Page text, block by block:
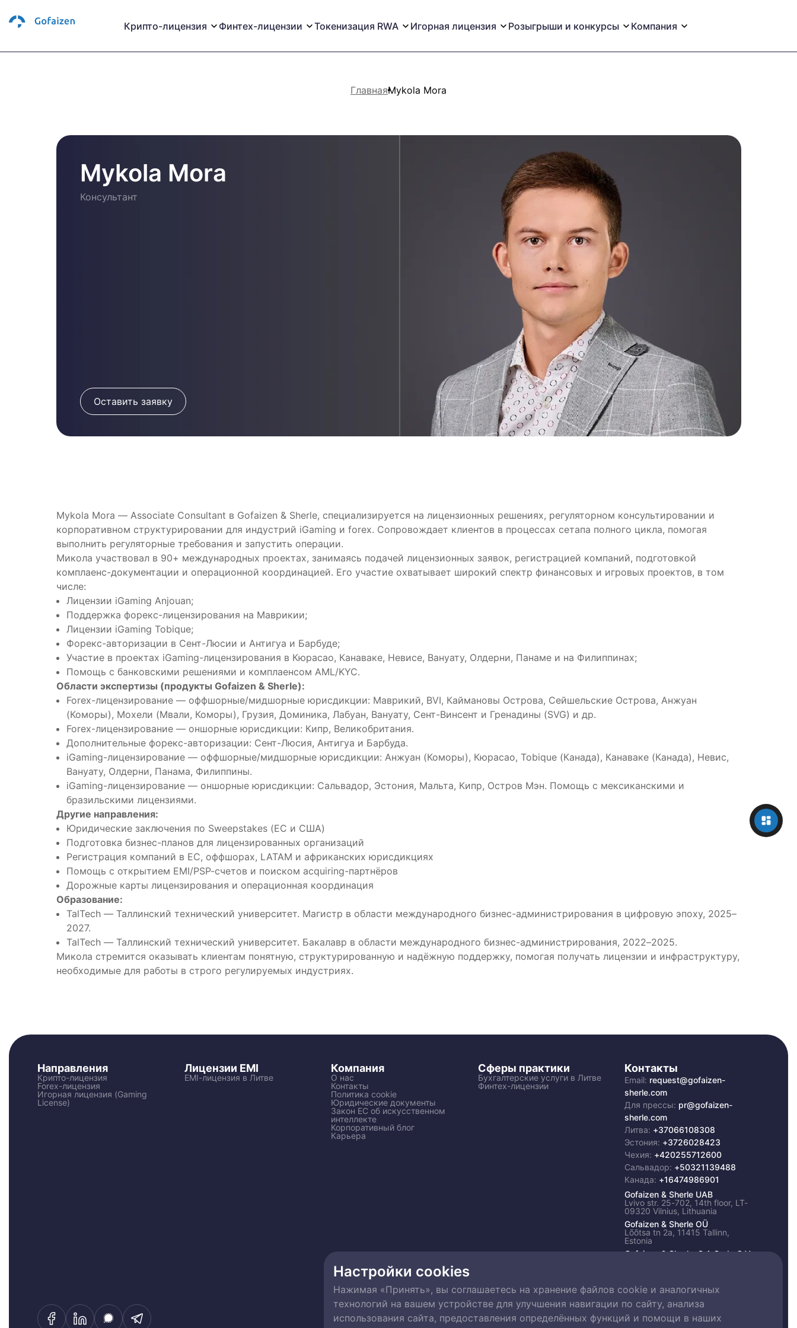
Крипто-лицензия Финтех-лицензии Токенизация RWA Игорная лицензия Розыгрыши и конкурсы Компания
ГлавнаяMykola Mora
Mykola Mora
Консультант
Оставить заявку
Mykola Mora — Associate Consultant в Gofaizen & Sherle, специализируется на лицензионных решениях, регуляторном консультировании и
корпоративном структурировании для индустрий iGaming и forex. Сопровождает клиентов в процессах сетапа полного цикла, помогая
выполнить регуляторные требования и запустить операции.
Микола участвовал в 90+ международных проектах, занимаясь подачей лицензионных заявок, регистрацией компаний, подготовкой
комплаенс-документации и операционной координацией. Его участие охватывает широкий спектр финансовых и игровых проектов, в том
числе:
Лицензии iGaming Anjouan;
Поддержка форекс-лицензирования на Маврикии;
Лицензии iGaming Tobique;
Форекс-авторизации в Сент-Люсии и Антигуа и Барбуде;
Участие в проектах iGaming-лицензирования в Кюрасао, Канаваке, Невисе, Вануату, Олдерни, Панаме и на Филиппинах;
Помощь с банковскими решениями и комплаенсом AML/KYC.
Области экспертизы (продукты Gofaizen & Sherle):
Forex-лицензирование — оффшорные/мидшорные юрисдикции: Маврикий, BVI, Каймановы Острова, Сейшельские Острова, Анжуан
(Коморы), Мохели (Мвали, Коморы), Грузия, Доминика, Лабуан, Вануату, Сент-Винсент и Гренадины (SVG) и др.
Forex-лицензирование — оншорные юрисдикции: Кипр, Великобритания.
Дополнительные форекс-авторизации: Сент-Люсия, Антигуа и Барбуда.
iGaming-лицензирование — оффшорные/мидшорные юрисдикции: Анжуан (Коморы), Кюрасао, Tobique (Канада), Канаваке (Канада), Невис,
Вануату, Олдерни, Панама, Филиппины.
iGaming-лицензирование — оншорные юрисдикции: Сальвадор, Эстония, Мальта, Кипр, Остров Мэн. Помощь с мексиканскими и
бразильскими лицензиями.
Другие направления:
Юридические заключения по Sweepstakes (ЕС и США)
Подготовка бизнес-планов для лицензированных организаций
Регистрация компаний в ЕС, оффшорах, LATAM и африканских юрисдикциях
Помощь с открытием EMI/PSP-счетов и поиском acquiring-партнёров
Дорожные карты лицензирования и операционная координация
Образование:
TalTech — Таллинский технический университет. Магистр в области международного бизнес-администрирования в цифровую эпоху, 2025–
2027.
TalTech — Таллинский технический университет. Бакалавр в области международного бизнес-администрирования, 2022–2025.
Микола стремится оказывать клиентам понятную, структурированную и надёжную поддержку, помогая получать лицензии и инфраструктуру,
необходимые для работы в строго регулируемых индустриях.
Направления
Крипто-лицензия
Forex-лицензия
Игорная лицензия (Gaming
License)
Лицензии EMI
EMI-лицензия в Литве
Компания
О нас
Контакты
Политика cookie
Юридические документы
Закон ЕС об искусственном
интеллекте
Корпоративный блог
Карьера
Сферы практики
Бухгалтерские услуги в Литве
Финтех-лицензии
Контакты
Email: request@gofaizen-
sherle.com
Для прессы: pr@gofaizen-
sherle.com
Литва: +37066108308
Эстония: +3726028423
Чехия: +420255712600
Сальвадор: +50321139488
Канада: +16474986901
Gofaizen & Sherle UAB
Lvivo str. 25-702, 14th floor, LT-
09320 Vilnius, Lithuania
Gofaizen & Sherle OÜ
Lõõtsa tn 2a, 11415 Tallinn,
Estonia
Gofaizen & Sherle, S.A.S. de C.V.
Настройки cookies
Нажимая «Принять», вы соглашаетесь на хранение файлов cookie и аналогичных
технологий на вашем устройстве для улучшения навигации по сайту, анализа
использования сайта, предоставления определённых функций и помощи в наших